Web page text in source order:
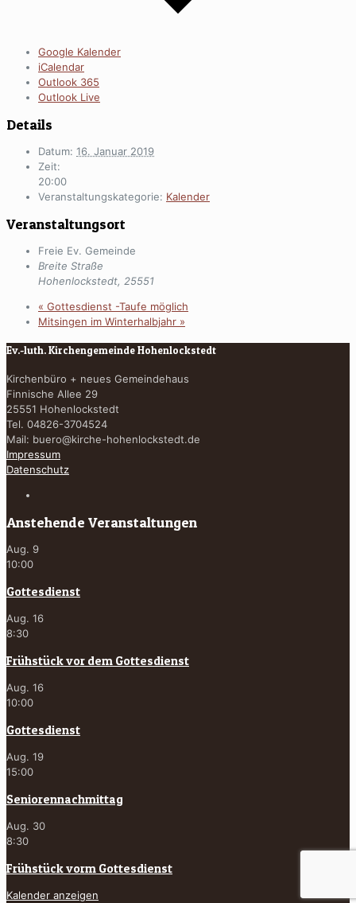
Google Kalender
iCalendar
Outlook 365
Outlook Live
Details
Datum: 16. Januar 2019
Zeit:
20:00
Veranstaltungskategorie: Kalender
Veranstaltungsort
Freie Ev. Gemeinde
Breite Straße
Hohenlockstedt, 25551
« Gottesdienst -Taufe möglich
Mitsingen im Winterhalbjahr »
Ev.-luth. Kirchengemeinde Hohenlockstedt
Kirchenbüro + neues Gemeindehaus
Finnische Allee 29
25551 Hohenlockstedt
Tel. 04826-3704524
Mail: buero@kirche-hohenlockstedt.de
Impressum
Datenschutz
Anstehende Veranstaltungen
Aug. 9
10:00
Gottesdienst
Aug. 16
8:30
Frühstück vor dem Gottesdienst
Aug. 16
10:00
Gottesdienst
Aug. 19
15:00
Seniorennachmittag
Aug. 30
8:30
Frühstück vorm Gottesdienst
Kalender anzeigen